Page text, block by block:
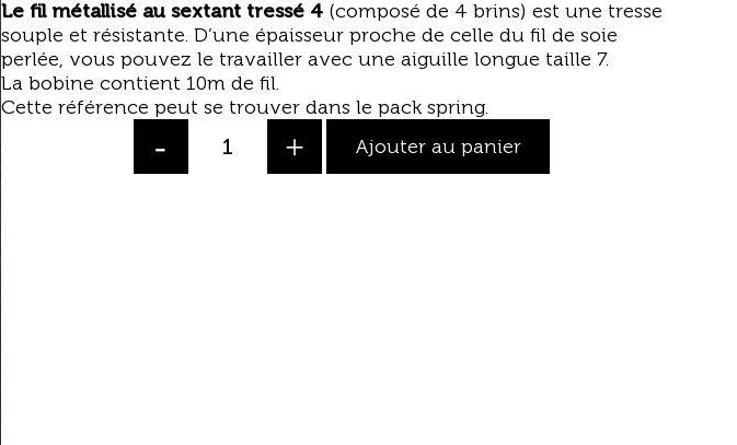
Le filmétallisé au sextant tressé 4 (composé de 4 brins) est une tresse
souple et résistante. D’une épaisseur proche de celle du fil de soie
perlée, vous pouvez le travailler avec une aiguille longue taille 7.
La bobine contient 10m de fil.
Cette référence peut se trouver dans le pack spring.
- + Ajouter au panier